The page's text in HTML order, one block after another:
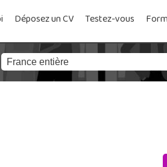
Déposez un CV Testez-vous